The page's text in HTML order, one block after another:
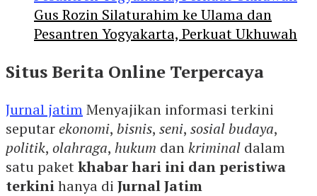
Gus Rozin Silaturahim ke Ulama dan
Pesantren Yogyakarta, Perkuat Ukhuwah
Situs Berita Online Terpercaya
Jurnal jatimMenyajikan informasi terkini
seputarekonomi, bisnis, seni, sosial budaya,
politik, olahraga, hukum dankriminal dalam
satu paketkhabar hari ini dan peristiwa
terkinihanya di Jurnal Jatim